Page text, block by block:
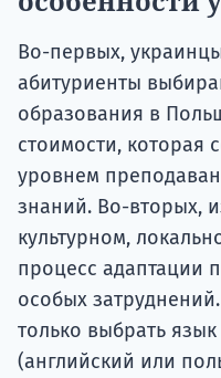
Во-первых,
абитуриенты
образования в
стоимости, которая
уровнем
знаний. Во-вторых,
культурном,
процесс адаптации
особых
только выбрать
(английский или